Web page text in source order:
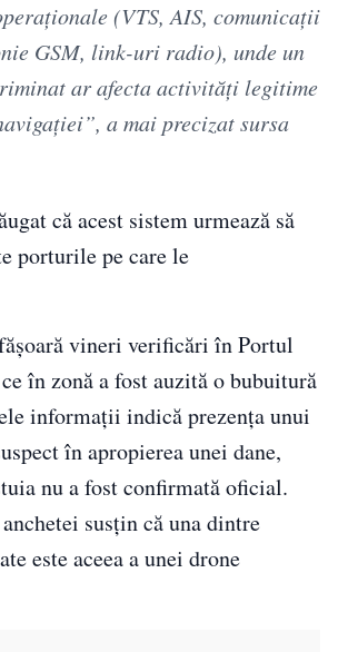
(VTS, AIS, comunicaţii
GSM, link-uri radio), unde un
ar afecta activităţi legitime
a mai precizat sursa
că acest sistem urmează să
porturile pe care le
vineri verificări în Portul
în zonă a fost auzită o bubuitură
informații indică prezența unui
în apropierea unei dane,
nu a fost confirmată oficial.
susțin că una dintre
este aceea a unei drone